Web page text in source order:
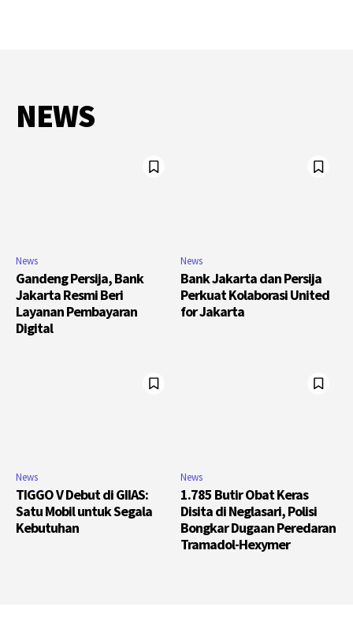
NEWS
News
Gandeng Persija, Bank
Jakarta Resmi Beri
Layanan Pembayaran
Digital
News
Bank Jakarta dan Persija
Perkuat Kolaborasi United
for Jakarta
News
TIGGO V Debut di GIIAS:
Satu Mobil untuk Segala
Kebutuhan
News
1.785 Butir Obat Keras
Disita di Neglasari, Polisi
Bongkar Dugaan Peredaran
Tramadol-Hexymer